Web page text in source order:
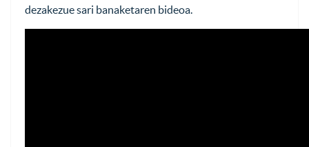
dezakezue sari banaketaren bideoa.